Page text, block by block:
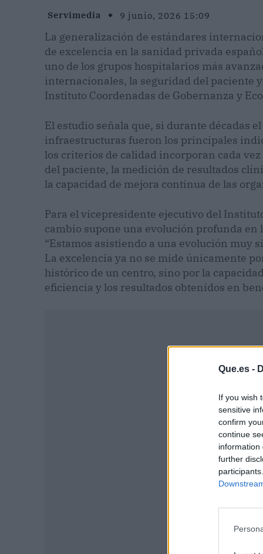
Que.es -
If you wish
sensitive
confirm
continue
information
further
Servimedia 9 junio, 2026 15:09
La generalización de estándares
de excelencia en la sanidad privada
uno de los grupos hospitalarios más
internacionales, la seguridad del paciente
Instituto Coordenadas de Gobernanza y
El estudio señala que, si durante décadas
infraestructuras fueron los principales
los criterios de calidad incorporan cada
del paciente, la medición de resultados
la capacidad de mejora continua de las
Para el vicepresidente ejecutivo del
cambio supone una evolución profunda
“Estamos asistiendo a una evolución muy
La excelencia ya no se mide únicamente
histórico de un centro, sino por la
eficiencia y los resultados obtenidos en